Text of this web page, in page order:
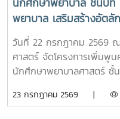
ทักษะการฉีดยาเบื้องต้นกับ
อาจารย์และนักศึกษาพยาบา
บรรยากาศเต็มไปด้วยควา
นักเรียนให้ความสนใจเข้าร่
ถามแลกเปลี่ยนความคิดเห็
เวลาอ่านหนังสือ เป็นต้นอย่
นักศึกษาพยาบาล ชั้นปีที่
พยาบาล เสริมสร้างอัตลั
สถาบัน ภายใต้รายวิชา แม่
วันที่ 22 กรกฎาคม 2569
ศาสตร์ จัดโครงการเพิ่มพู
นักศึกษาพยาบาลศาสตร์ ชั้
มหาวิทยาลัย ตลอดจนปลูกฝั
23 กรกฎาคม 2569 |